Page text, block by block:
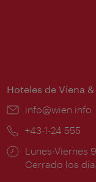
Hoteles de Viena
e-
info@wien.info
Teléfono:
+43-1-24 555
Horarios
de
Lunes-Viernes
Cerrado los